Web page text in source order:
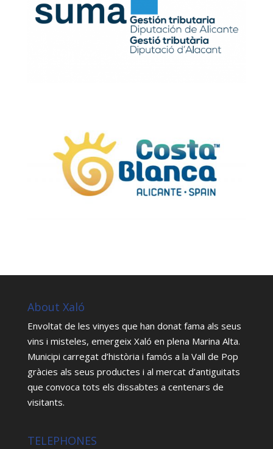
About Xaló
Envoltat de les vinyes que han donat fama als seus
vins i misteles, emergeix Xaló en plena Marina Alta.
Municipi carregat d’història i famós a la Vall de Pop
gràcies als seus productes i al mercat d’antiguitats
que convoca tots els dissabtes a centenars de
visitants.
TELEPHONES